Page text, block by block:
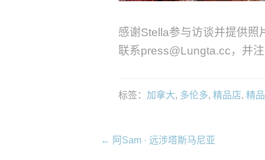
感谢Stella参与访谈并提供照
联系press@Lungta.cc，并
标签： 加拿大, 多伦多, 精品店, 精
← 阿Sam · 远涉塔斯马尼亚